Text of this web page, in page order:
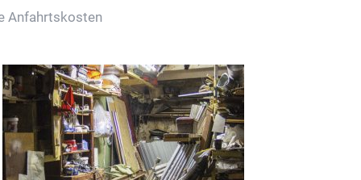
Anfahrtskosten